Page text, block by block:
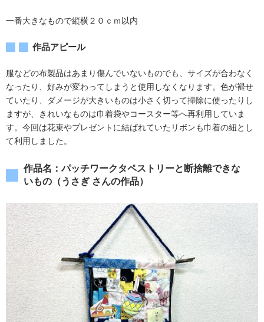
一番大きなもので縦横２０ｃｍ以内
作品アピール
服などの布製品はあまり傷んでいないものでも、サイズが合わなく
なったり、好みが変わってしまうと使用しなくなります。色が褪せ
ていたり、ダメージが大きいものは小さく切って掃除に使ったりし
ますが、きれいなものは巾着袋やコースター等へ再利用していま
す。今回は花束やプレゼントに結ばれていたリボンも巾着の紐とし
て利用しました。
作品名：パッチワークタペストリーと断捨離できな
いもの（うさぎ さんの作品）